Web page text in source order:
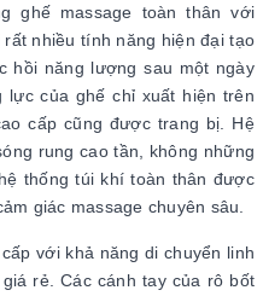
ghế massage toàn thân với
nhiều tính năng hiện đại tạo
hồi năng lượng sau một ngày
lực của ghế chỉ xuất hiện trên
cấp cũng được trang bị. Hệ
rung cao tần, không những
thống túi khí toàn thân được
giác massage chuyên sâu.
với khả năng di chuyển linh
rẻ. Các cánh tay của rô bốt